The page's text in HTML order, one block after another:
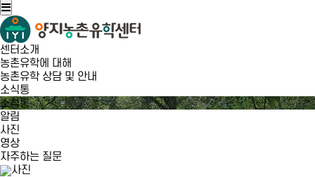
센터소개
농촌유학에 대해
농촌유학 상담 및 안내
소식통
소식통
알림
사진
영상
자주하는 질문
사진